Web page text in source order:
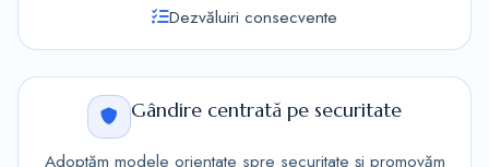
Dezvăluiri consecvente
Gândire centrată pe securitate
Adoptăm modele orientate spre securitate și promovăm